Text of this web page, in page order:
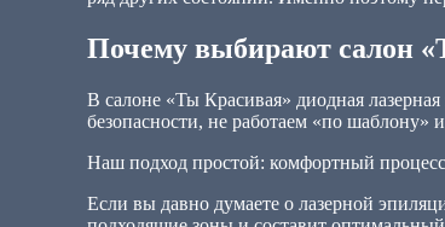
Почему выбирают салон
В салоне «Ты Красивая» диодная
безопасности, не работаем «по шаблону»
Наш подход простой: комфортный
Если вы давно думаете о лазерной